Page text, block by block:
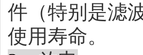
件（特别是滤
使用寿命。